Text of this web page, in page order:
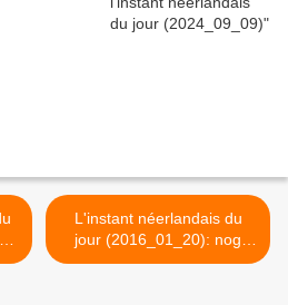
L'instant néerlandais du
jour (2016_01_20): nog
steeds geen sneeuw >